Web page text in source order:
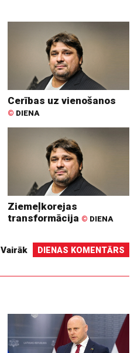
Cerības uz vienošanos
© DIENA
Ziemeļkorejas
transformācija © DIENA
Vairāk DIENAS KOMENTĀRS